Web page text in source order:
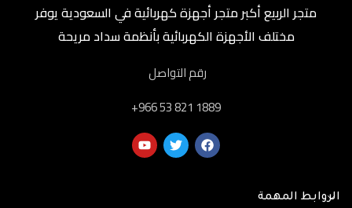
متجر الربيع أكبر متجر أجهزة كهربائية في السعودية يوفر
مختلف الأجهزة الكهربائية بأنظمة سداد مريحة
رقم التواصل
‎+966 53 821 1889
الروابط المهمة